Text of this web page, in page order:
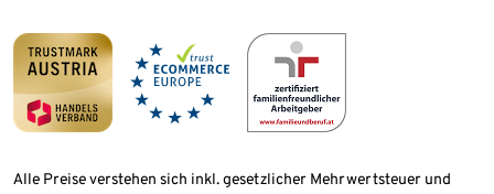
Alle Preise verstehen sich inkl. gesetzlicher Mehrwertsteuer und